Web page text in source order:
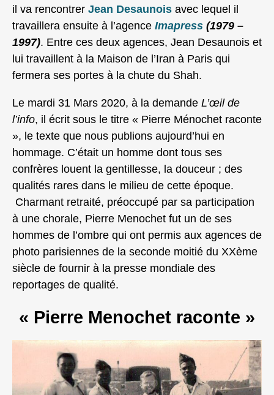
il va rencontrer Jean Desaunois avec lequel il
travaillera ensuite à l’agence Imapress (1979 –
1997). Entre ces deux agences, Jean Desaunois et
lui travaillent à la Maison de l’Iran à Paris qui
fermera ses portes à la chute du Shah.
Le mardi 31 Mars 2020, à la demande L’œil de
l’info, il écrit sous le titre « Pierre Ménochet raconte
», le texte que nous publions aujourd’hui en
hommage. C’était un homme dont tous ses
confrères louent la gentillesse, la douceur ; des
qualités rares dans le milieu de cette époque.
Charmant retraité, préoccupé par sa participation
à une chorale, Pierre Menochet fut un de ses
hommes de l’ombre qui ont permis aux agences de
photo parisiennes de la seconde moitié du XXème
siècle de fournir à la presse mondiale des
reportages de qualité.
« Pierre Menochet raconte »